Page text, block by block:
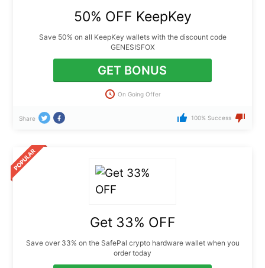
50% OFF KeepKey
Save 50% on all KeepKey wallets with the discount code
GENESISFOX
GET BONUS
On Going Offer
Share 100% Success
Get 33% OFF
Save over 33% on the SafePal crypto hardware wallet when you
order today